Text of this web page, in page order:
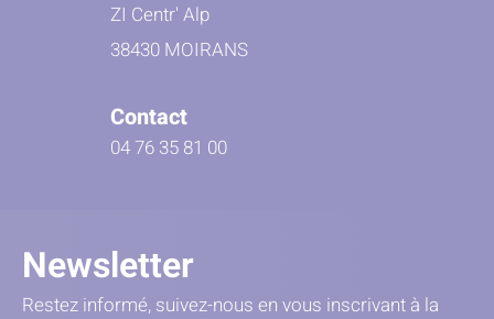
ZI Centr' Alp
38430 MOIRANS
Contact
04 76 35 81 00
Newsletter
Restez informé, suivez-nous en vous inscrivant à la